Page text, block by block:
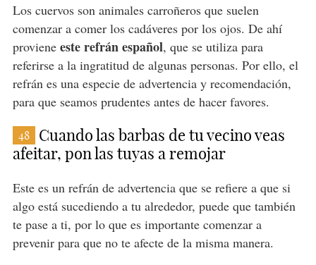
Los cuervos son animales carroñeros que suelen
comenzar a comer los cadáveres por los ojos. De ahí
provieneeste refrán español, que se utiliza para
referirse a la ingratitud de algunas personas. Por ello, el
refrán es una especie de advertencia y recomendación,
para que seamos prudentes antes de hacer favores.
48
Cuando las barbas de tu vecino veas
afeitar, pon las tuyas a remojar
Este es un refrán de advertencia que se refiere a que si
algo está sucediendo a tu alrededor, puede que también
te pase a ti, por lo que es importante comenzar a
prevenir para que no te afecte de la misma manera.